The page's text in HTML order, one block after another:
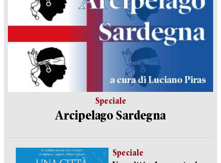
Speciale
Arcipelago Sardegna
Speciale